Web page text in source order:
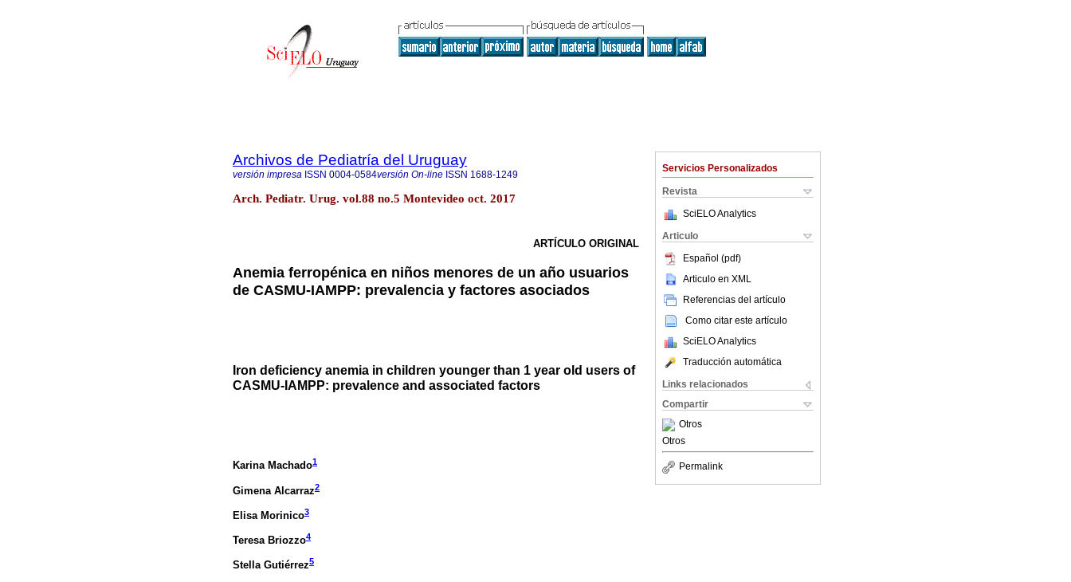
Servicios Personalizados
Revista
SciELO Analytics
Articulo
Español (pdf)
Articulo en XML
Referencias del artículo
Como citar este artículo
SciELO Analytics
Traducción automática
Links relacionados
Compartir
Otros
Otros
Permalink
Archivos de Pediatría del Uruguay
versión impresa ISSN 0004-0584versión On-line ISSN 1688-1249
Arch. Pediatr. Urug. vol.88 no.5 Montevideo oct. 2017
ARTÍCULO ORIGINAL
Anemia ferropénica en niños menores de un año usuarios
de CASMU-IAMPP: prevalencia y factores asociados
Iron deficiency anemia in children younger than 1 year old users of
CASMU-IAMPP: prevalence and associated factors
Karina Machado1
Gimena Alcarraz2
Elisa Morinico3
Teresa Briozzo4
Stella Gutiérrez5